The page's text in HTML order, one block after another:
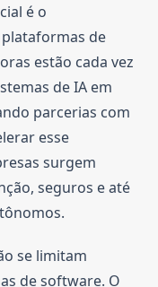
é o
de
estão cada vez
de IA em
parcerias com
esse
surgem
seguros e até
se limitam
de software. O